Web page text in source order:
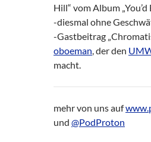
Hill“ vom Album
-diesmal ohne
-Gastbeitrag
oboeman, der den
macht.
mehr von uns auf
und @PodProton